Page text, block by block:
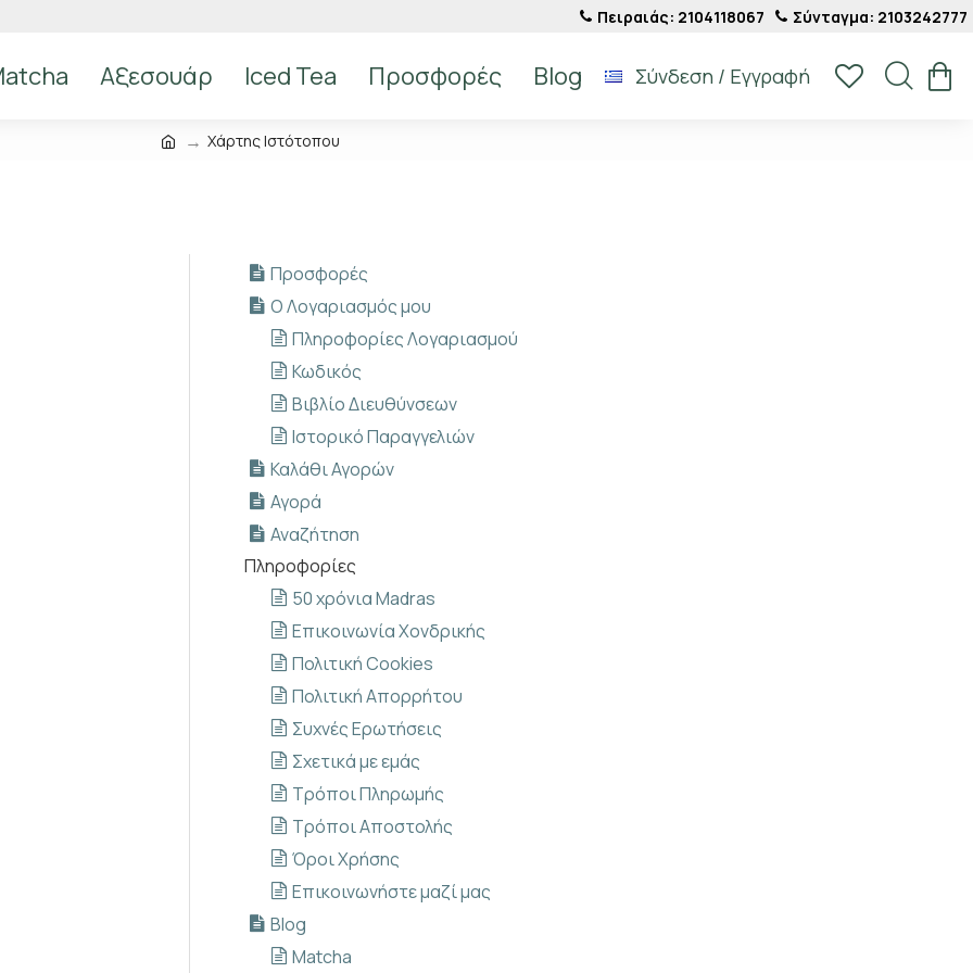
Πειραιάς: 2104118067 Σύνταγμα: 2103242777
Αξεσουάρ Iced Tea Προσφορές Blog Σύνδεση / Εγγραφή
Χάρτης Ιστότοπου
Προσφορές
Ο Λογαριασμός μου
Πληροφορίες Λογαριασμού
Κωδικός
Βιβλίο Διευθύνσεων
Ιστορικό Παραγγελιών
Καλάθι Αγορών
Αγορά
Αναζήτηση
Πληροφορίες
50 χρόνια Madras
Επικοινωνία Xονδρικής
Πολιτική Cookies
Πολιτική Απορρήτου
Συχνές Ερωτήσεις
Σχετικά με εμάς
Τρόποι Πληρωμής
Τρόποι Αποστολής
Όροι Χρήσης
Επικοινωνήστε μαζί μας
Blog
Matcha